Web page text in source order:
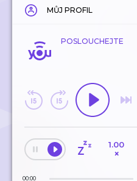
MŮJ PROFIL
POSLOUCHEJTE
1.00
×
00:00